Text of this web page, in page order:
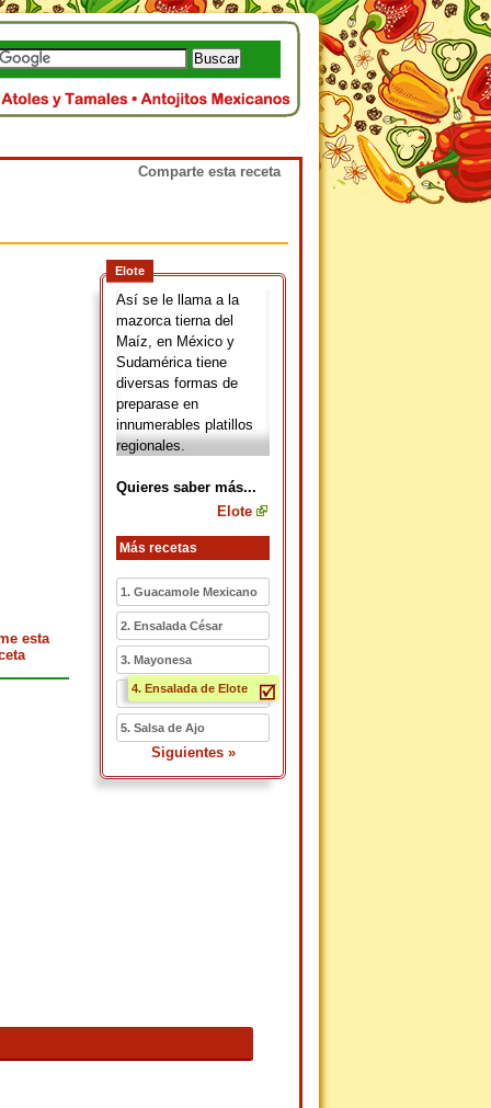
Elote
Así se le llama a la
mazorca tierna del
Maíz, en México y
Sudamérica tiene
diversas formas de
preparase en
innumerables platillos
regionales.
Quieres saber más...
Elote
Más recetas
1. Guacamole Mexicano
2. Ensalada César
3. Mayonesa
4. Ensalada de Elote
5. Salsa de Ajo
Siguientes »
esta
Comparte esta receta